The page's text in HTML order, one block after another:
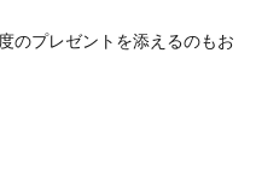
のプレゼントを添えるのもお